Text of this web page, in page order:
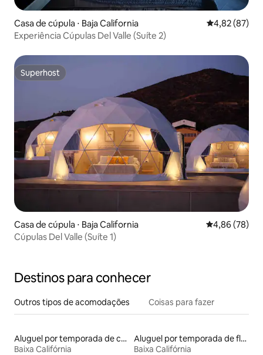
Casa de cúpula ⋅ Baja California 4,82 de uma
4,82 (87)
Experiência Cúpulas Del Valle (Suíte 2)
Superhost
Superhost
Casa de cúpula ⋅ Baja California 4,86 de uma
4,86 (78)
Cúpulas Del Valle (Suíte 1)
Destinos para conhecer
Outros tipos de acomodações Coisas para fazer
Aluguel por temporada de casas de veraneio
Baixa Califórnia
Aluguel por temporada de flats
Baixa Califórnia